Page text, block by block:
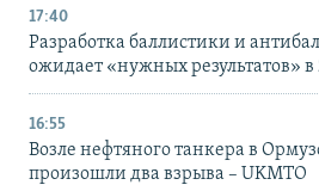
17:40
Разработка баллистики и
ожидает «нужных результатов» в
16:55
Возле нефтяного танкера в
произошли два взрыва – UKMTO